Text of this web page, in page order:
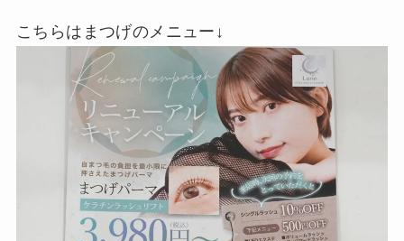
こちらはまつげのメニュー↓